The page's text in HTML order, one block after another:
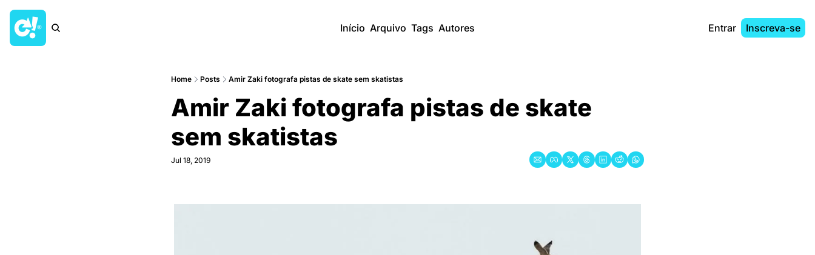
Início Arquivo Tags Autores Entrar Inscreva-se
Home Posts Amir Zaki fotografa pistas de skate sem skatistas
Amir Zaki fotografa pistas de skate
sem skatistas
Jul 18, 2019